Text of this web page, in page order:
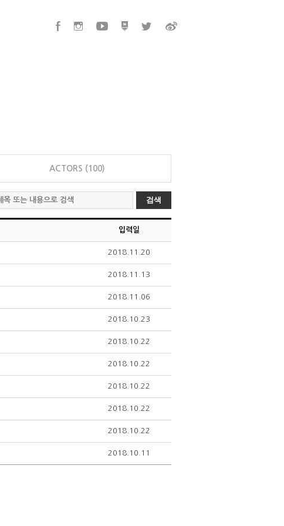
ACTORS (100)
검색
입력일
2018.11.20
2018.11.13
2018.11.06
2018.10.23
2018.10.22
2018.10.22
2018.10.22
2018.10.22
2018.10.22
2018.10.11